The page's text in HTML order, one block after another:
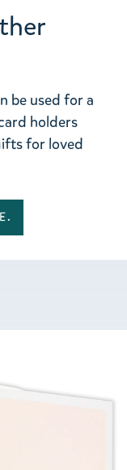
be used for a
holders
for loved